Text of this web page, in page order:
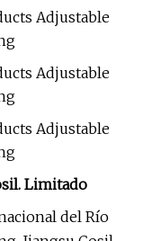
Limitado
del Río